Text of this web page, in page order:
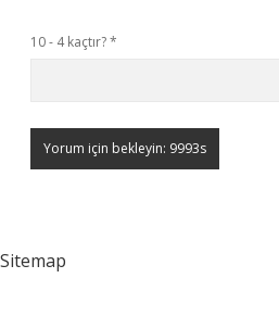
10 - 4 kaçtır?*
Sitemap